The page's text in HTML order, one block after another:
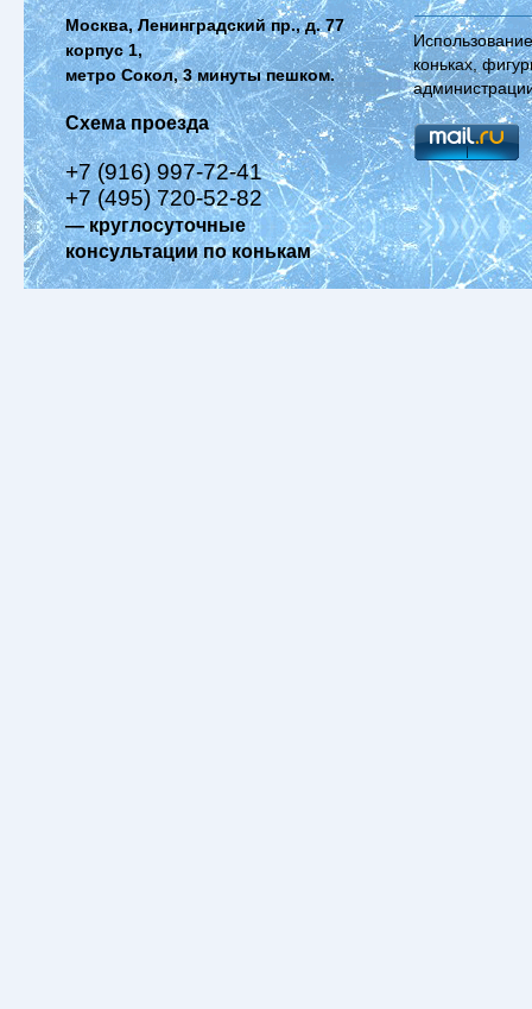
Москва, Ленинградский пр., д. 77
корпус 1,
метро Сокол, 3 минуты пешком.
Схема проезда
+7 (916) 997-72-41
+7 (495) 720-52-82
— круглосуточные
консультации по конькам
коньках,